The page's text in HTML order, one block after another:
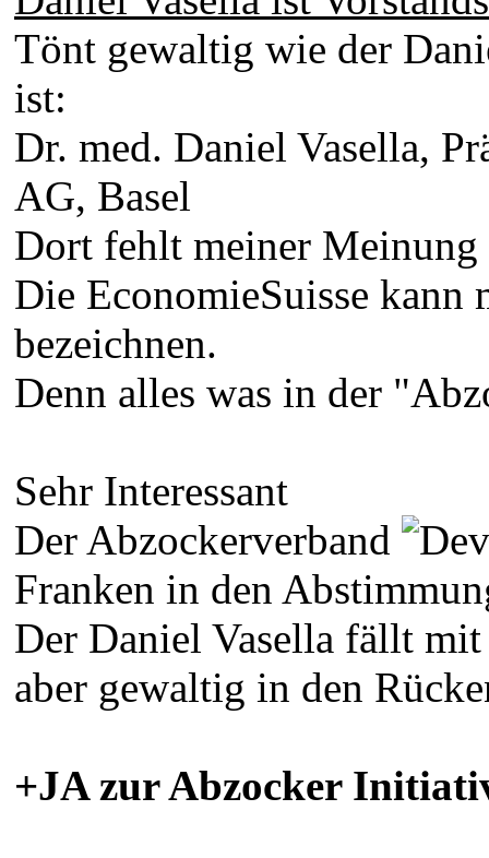
Tönt gewaltig wie der
ist:
Dr. med. Daniel Vasella,
AG, Basel
Dort fehlt meiner
Die EconomieSuisse kann
bezeichnen.
Denn alles was in der
Sehr Interessant
Der Abzockerverband
Franken in den
Der Daniel Vasella fällt
aber gewaltig in den
+JA zur Abzocker